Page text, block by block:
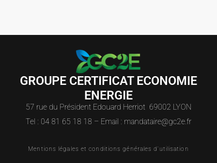
GROUPE CERTIFICAT ECONOMIE
ENERGIE
57 rue du Président Edouard Herriot 69002 LYON
Tel : 04 81 65 18 18 – Email : mandataire@gc2e.fr
Mentions légales et conditions générales d'utilisation